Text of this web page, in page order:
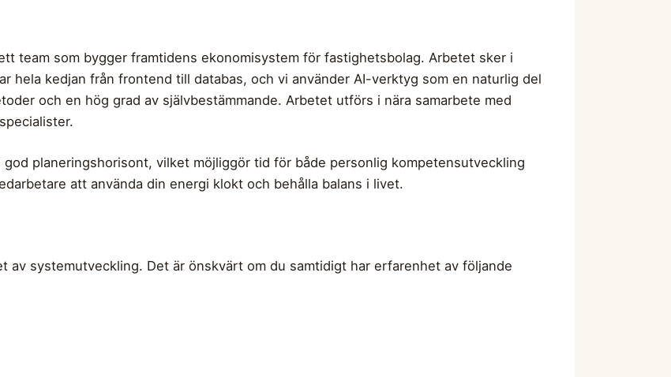
team som bygger framtidens ekonomisystem för fastighetsbolag. Arbetet sker i
hela kedjan från frontend till databas, och vi använder AI-verktyg som en naturlig del
och en hög grad av självbestämmande. Arbetet utförs i nära samarbete med
planeringshorisont, vilket möjliggör tid för både personlig kompetensutveckling
att använda din energi klokt och behålla balans i livet.
av systemutveckling. Det är önskvärt om du samtidigt har erfarenhet av följande